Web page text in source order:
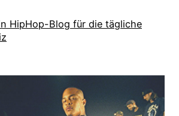
HipHop-Blog für die tägliche